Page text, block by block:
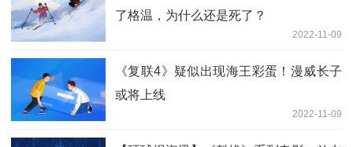
了格温，为什么还是死了？
2022-11-09
《复联4》疑似出现海王彩蛋！漫威长子
或将上线
2022-11-09